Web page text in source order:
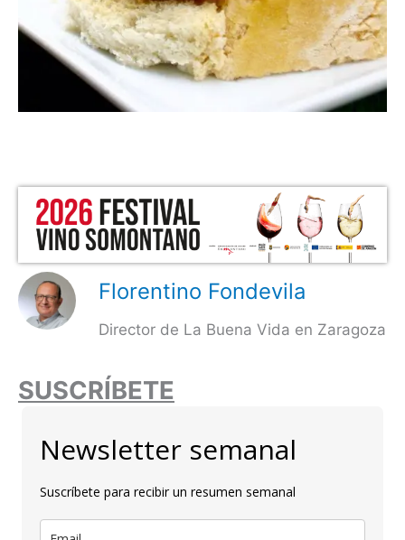
Florentino Fondevila
Director de La Buena Vida en Zaragoza
SUSCRÍBETE
Newsletter semanal
Suscríbete para recibir un resumen semanal